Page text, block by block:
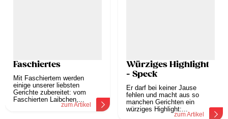
Faschiertes
Mit Faschiertem werden
einige unserer liebsten
Gerichte zubereitet: vom
Faschierten Laibchen,...
zum Artikel
Würziges Highlight
- Speck
Er darf bei keiner Jause
fehlen und macht aus so
manchen Gerichten ein
würziges Highlight:...
zum Artikel